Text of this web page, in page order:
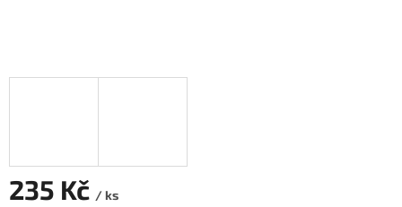
235 Kč / ks